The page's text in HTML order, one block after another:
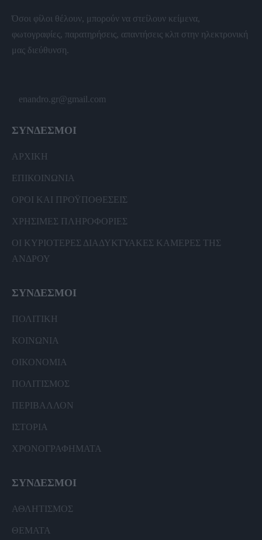
Όσοι φίλοι θέλουν, μπορούν να στείλουν κείμενα,
φωτογραφίες, παρατηρήσεις, απαντήσεις κλπ στην ηλεκτρονική
μας διεύθυνση.
enandro.gr@gmail.com
ΣΥΝΔΕΣΜΟΙ
ΑΡΧΙΚΗ
ΕΠΙΚΟΙΝΩΝΙΑ
ΟΡΟΙ ΚΑΙ ΠΡΟΫΠΟΘΕΣΕΙΣ
ΧΡΗΣΙΜΕΣ ΠΛΗΡΟΦΟΡΙΕΣ
ΟΙ ΚΥΡΙΟΤΕΡΕΣ ΔΙΑΔΥΚΤΥΑΚΕΣ ΚΑΜΕΡΕΣ ΤΗΣ
ΑΝΔΡΟΥ
ΣΥΝΔΕΣΜΟΙ
ΠΟΛΙΤΙΚΗ
ΚΟΙΝΩΝΙΑ
ΟΙΚΟΝΟΜΙΑ
ΠΟΛΙΤΙΣΜΟΣ
ΠΕΡΙΒΑΛΛΟΝ
ΙΣΤΟΡΙΑ
ΧΡΟΝΟΓΡΑΦΗΜΑΤΑ
ΣΥΝΔΕΣΜΟΙ
ΑΘΛΗΤΙΣΜΟΣ
ΘΕΜΑΤΑ